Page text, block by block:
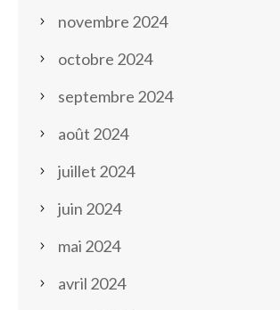
novembre 2024
octobre 2024
septembre 2024
août 2024
juillet 2024
juin 2024
mai 2024
avril 2024